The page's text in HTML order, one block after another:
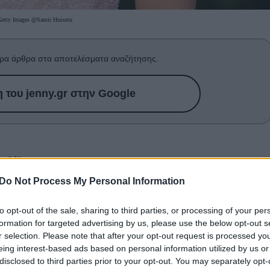
Not Process My Personal Information
opt-out of the sale, sharing to third parties, or processing of your
for targeted advertising by us, please use the below opt-out
selection. Please note that after your opt-out request is processed
interest-based ads based on personal information utilized by us
to third parties prior to your opt-out. You may separately
Images @Samir Hussein
άρθρα στα αποτελέσματα αναζήτησης.
του jenny.gr στην Google
θέλουμε
και τονΤζόναθαν Μπέιλι να βρίσκονται σε πρώτο
σκεφτείς, οπότε τι πιο λογικό. Εμείς δεν μιλάμε
δεν πέρασαν απαρατήρητοι για διάφορους άλλους